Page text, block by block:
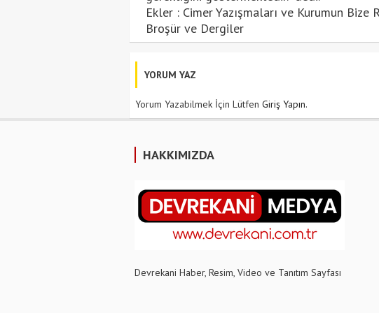
Ekler : Cimer Yazışmaları ve Kurumun Bize
Broşür ve Dergiler
YORUM YAZ
Yorum Yazabilmek İçin Lütfen Giriş Yapın.
HAKKIMIZDA
Devrekani Haber, Resim, Video ve Tanıtım Sayfası